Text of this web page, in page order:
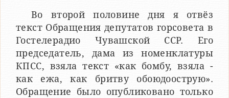
Во второй половине дня я отвёз
текст Обращения депутатов горсовета в
Гостелерадио Чувашской ССР. Его
председатель, дама из номенклатуры
КПСС, взяла текст «как бомбу, взяла -
как ежа, как бритву обоюдоострую».
Обращение было опубликовано только